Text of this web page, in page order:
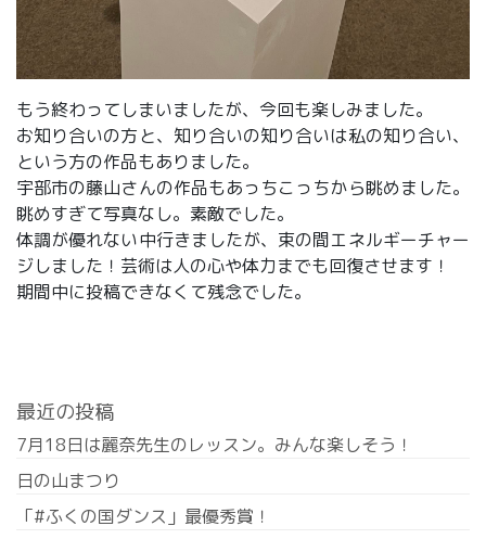
もう終わってしまいましたが、今回も楽しみました。
お知り合いの方と、知り合いの知り合いは私の知り合い、
という方の作品もありました。
宇部市の藤山さんの作品もあっちこっちから眺めました。
眺めすぎて写真なし。素敵でした。
体調が優れない中行きましたが、束の間エネルギーチャー
ジしました！芸術は人の心や体力までも回復させます！
期間中に投稿できなくて残念でした。
最近の投稿
7月18日は麗奈先生のレッスン。みんな楽しそう！
日の山まつり
「#ふくの国ダンス」最優秀賞！